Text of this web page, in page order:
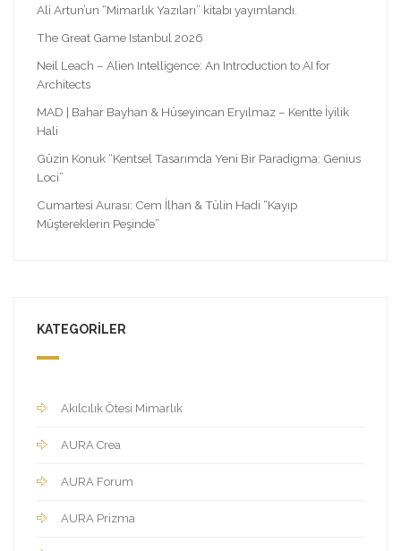
Ali Artun’un “Mimarlık Yazıları” kitabı yayımlandı.
The Great Game Istanbul 2026
Neil Leach – Alien Intelligence: An Introduction to AI for
Architects
MAD | Bahar Bayhan & Hüseyincan Eryılmaz – Kentte İyilik
Hali
Güzin Konuk “Kentsel Tasarımda Yeni Bir Paradigma: Genius
Loci”
Cumartesi Aurası: Cem İlhan & Tülin Hadi “Kayıp
Müştereklerin Peşinde”
KATEGORILER
Akılcılık Ötesi Mimarlık
AURA Crea
AURA Forum
AURA Prizma